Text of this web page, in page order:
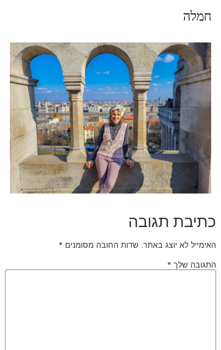
חמלה
כתיבת תגובה
האימייל לא יוצג באתר. שדות החובה מסומנים *
התגובה שלך *